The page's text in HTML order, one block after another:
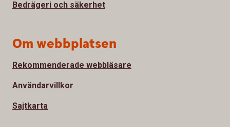
Bedrägeri och säkerhet
Om webbplatsen
Rekommenderade webbläsare
Användarvillkor
Sajtkarta